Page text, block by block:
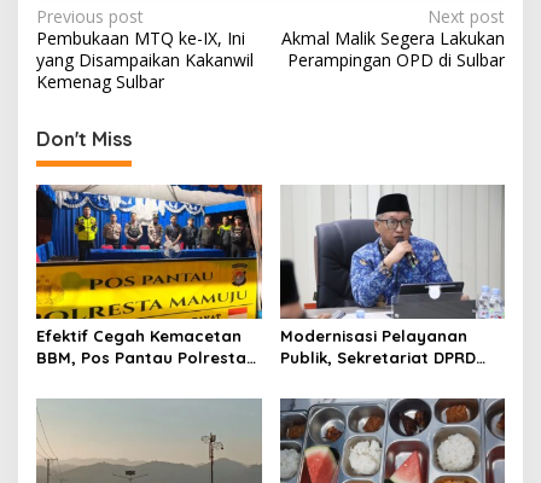
P
o
s
t
n
a
v
i
g
a
t
i
o
n
Previous post
Pembukaan MTQ ke-IX, Ini
yang Disampaikan Kakanwil
Kemenag Sulbar
Next post
Akmal Malik Segera Lakukan
Perampingan OPD di Sulbar
Don't Miss
Efektif Cegah Kemacetan
BBM, Pos Pantau Polresta
SPBU Kali Mamuju
Modernisasi Pelayanan
Publik, Sekretariat DPRD
Luncurkan Aplikasi SIPAKDE